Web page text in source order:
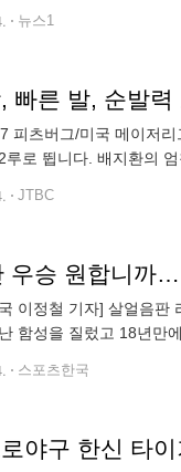
뉴스1
빠른 발, 순발
피츠버그/미국 메이저
루로 뜁니다. 배지환의
JTBC
우승 원합니까
이정철 기자] 살얼음판
함성을 질렀고 18년만
스포츠한국
야구 한신 타